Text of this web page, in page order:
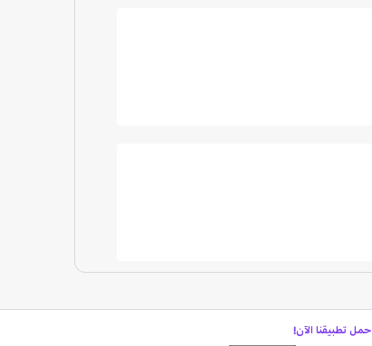
حمل تطبيقنا الآن!